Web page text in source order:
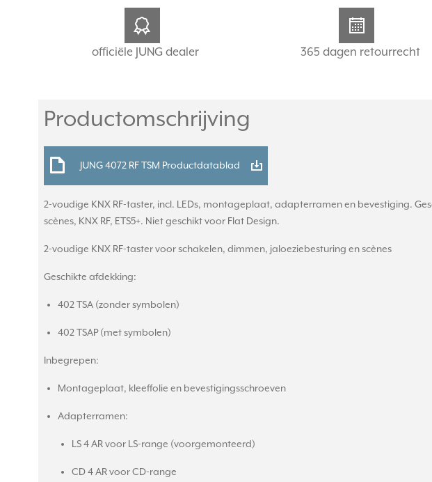
officiële JUNG dealer 365 dagen retourrecht
Productomschrijving
JUNG 4072 RF TSM Productdatablad
2-voudige KNX RF-taster, incl. LEDs, montageplaat, adapterramen en bevestiging.
scènes, KNX RF, ETS5+. Niet geschikt voor Flat Design.
2-voudige KNX RF-taster voor schakelen, dimmen, jaloeziebesturing en scènes
Geschikte afdekking:
402 TSA (zonder symbolen)
402 TSAP (met symbolen)
Inbegrepen:
Montageplaat, kleeffolie en bevestigingsschroeven
Adapterramen:
LS 4 AR voor LS-range (voorgemonteerd)
CD 4 AR voor CD-range